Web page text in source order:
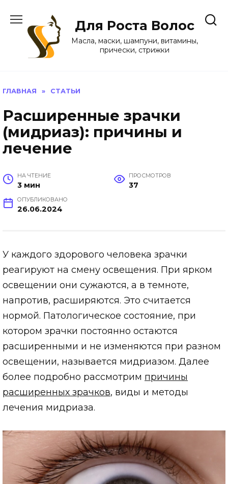
содержанию
Для Роста Волос
Масла, маски, шампуни, витамины,
прически, стрижки
ГЛАВНАЯ » СТАТЬИ
Расширенные зрачки
(мидриаз): причины и
лечение
НА ЧТЕНИЕ
3 мин
ПРОСМОТРОВ
37
ОПУБЛИКОВАНО
26.06.2024
У каждого здорового человека зрачки
реагируют на смену освещения. При ярком
освещении они сужаются, а в темноте,
напротив, расширяются. Это считается
нормой. Патологическое состояние, при
котором зрачки постоянно остаются
расширенными и не изменяются при разном
освещении, называется мидриазом. Далее
более подробно рассмотрим причины
расширенных зрачков, виды и методы
лечения мидриаза.